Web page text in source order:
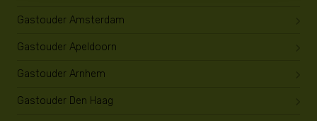
Gastouder Amsterdam
Gastouder Apeldoorn
Gastouder Arnhem
Gastouder Den Haag